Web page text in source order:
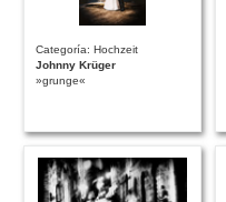
Categoría: Hochzeit
Johnny Krüger
»grunge«